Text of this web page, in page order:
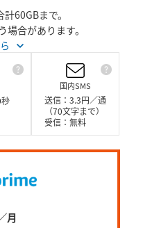
60GBまで。
合があります。
通話
衛星電話への通話など
す。また他社が料金設
国内SMS
送信：3.3円／通
（70文字まで）
受信：無料
月